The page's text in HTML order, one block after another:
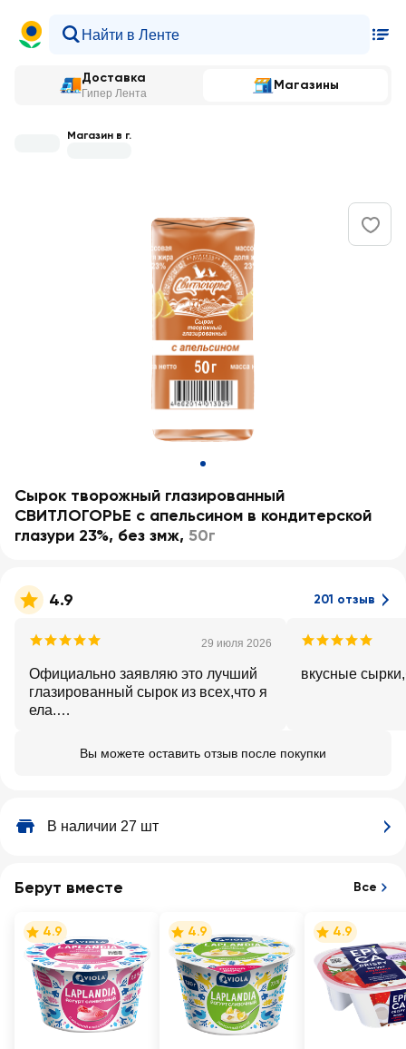
Доставка
Гипер Лента
Магазины
Магазин в г.
Сырок творожный глазированный
СВИТЛОГОРЬЕ с апельсином в кондитерской
глазури 23%, без змж, 50г
4.9 201 отзыв
29 июля 2026
Официально заявляю это лучший
глазированный сырок из всех,что я
ела.
стружка просто космос! Большая
вкусные
Вы можете оставить отзыв после покупки
В наличии 27 шт
Берут вместе Все
4.9 4.9 4.9